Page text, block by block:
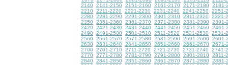
2140
2141-2150 2151-2160 2161-2170 2171-2180
2181-
2210
2211-2220 2221-2230 2231-2240 2241-2250
2251-
2280
2281-2290 2291-2300 2301-2310 2311-2320
2321-
2350
2351-2360 2361-2370 2371-2380 2381-2390
2391-
2420
2421-2430 2431-2440 2441-2450 2451-2460
2461-
2490
2491-2500 2501-2510 2511-2520 2521-2530
2531-
2560
2561-2570 2571-2580 2581-2590 2591-2600
2601-
2630
2631-2640 2641-2650 2651-2660 2661-2670
2671-
2700
2701-2710 2711-2720 2721-2730 2731-2740
2741-
2770
2771-2780 2781-2790 2791-2800 2801-2810
2811-
2840
2841-2850 2851-2860 2861-2870 2871-2880
2881-